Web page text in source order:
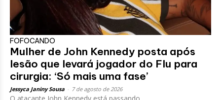
FOFOCANDO
Mulher de John Kennedy posta após
lesão que levará jogador do Flu para
cirurgia: ‘Só mais uma fase’
Jessyca Janiny Sousa 7 de agosto de 2026